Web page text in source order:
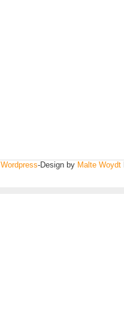
Wordpress-Design by Malte Woydt